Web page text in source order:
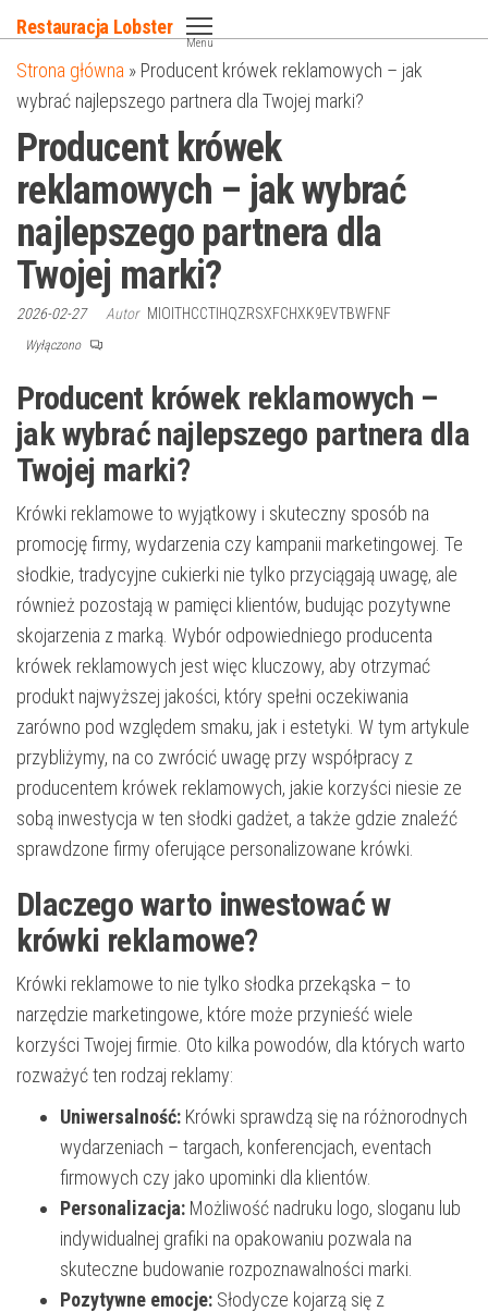
do
treści
Restauracja Lobster
Menu
Strona główna » Producent krówek reklamowych – jak
wybrać najlepszego partnera dla Twojej marki?
Producent krówek
reklamowych – jak wybrać
najlepszego partnera dla
Twojej marki?
2026-02-27 Autor MIOITHCCTIHQZRSXFCHXK9EVTBWFNF
Wyłączono
Producent krówek reklamowych –
jak wybrać najlepszego partnera dla
Twojej marki?
Krówki reklamowe to wyjątkowy i skuteczny sposób na
promocję firmy, wydarzenia czy kampanii marketingowej. Te
słodkie, tradycyjne cukierki nie tylko przyciągają uwagę, ale
również pozostają w pamięci klientów, budując pozytywne
skojarzenia z marką. Wybór odpowiedniego producenta
krówek reklamowych jest więc kluczowy, aby otrzymać
produkt najwyższej jakości, który spełni oczekiwania
zarówno pod względem smaku, jak i estetyki. W tym artykule
przybliżymy, na co zwrócić uwagę przy współpracy z
producentem krówek reklamowych, jakie korzyści niesie ze
sobą inwestycja w ten słodki gadżet, a także gdzie znaleźć
sprawdzone firmy oferujące personalizowane krówki.
Dlaczego warto inwestować w
krówki reklamowe?
Krówki reklamowe to nie tylko słodka przekąska – to
narzędzie marketingowe, które może przynieść wiele
korzyści Twojej firmie. Oto kilka powodów, dla których warto
rozważyć ten rodzaj reklamy:
Uniwersalność: Krówki sprawdzą się na różnorodnych
wydarzeniach – targach, konferencjach, eventach
firmowych czy jako upominki dla klientów.
Personalizacja: Możliwość nadruku logo, sloganu lub
indywidualnej grafiki na opakowaniu pozwala na
skuteczne budowanie rozpoznawalności marki.
Pozytywne emocje: Słodycze kojarzą się z